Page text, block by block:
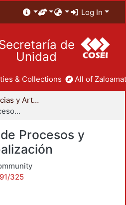
Log In
de
Unidad
& Collections All of
División de Ciencias y Artes para el Diseño
Departamento de Procesos y Técnicas de Realización
Procesos y
325